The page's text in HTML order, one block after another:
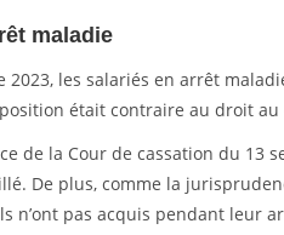
maladie
2023, les salariés en arrêt
était contraire au droit
de la Cour de cassation du 13
De plus, comme la
n’ont pas acquis pendant leur